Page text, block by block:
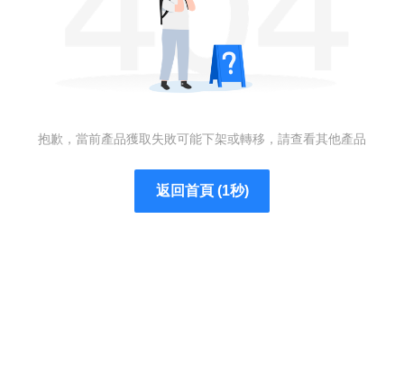
抱歉，當前產品獲取失敗可能下架或轉移，請查看其他產品
返回首頁 (1秒)